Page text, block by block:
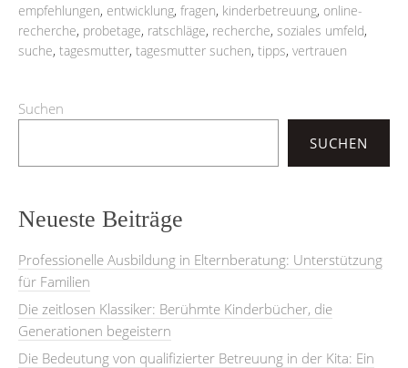
empfehlungen, entwicklung, fragen, kinderbetreuung, online-
recherche, probetage, ratschläge, recherche, soziales umfeld,
suche, tagesmutter, tagesmutter suchen, tipps, vertrauen
Suchen
SUCHEN
Neueste Beiträge
Professionelle Ausbildung in Elternberatung: Unterstützung
für Familien
Die zeitlosen Klassiker: Berühmte Kinderbücher, die
Generationen begeistern
Die Bedeutung von qualifizierter Betreuung in der Kita: Ein